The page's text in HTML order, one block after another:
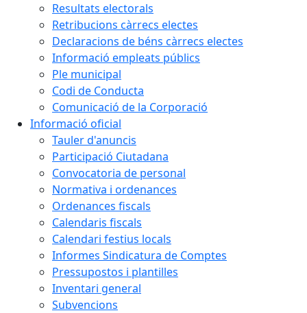
Resultats electorals
Retribucions càrrecs electes
Declaracions de béns càrrecs electes
Informació empleats públics
Ple municipal
Codi de Conducta
Comunicació de la Corporació
Informació oficial
Tauler d'anuncis
Participació Ciutadana
Convocatoria de personal
Normativa i ordenances
Ordenances fiscals
Calendaris fiscals
Calendari festius locals
Informes Sindicatura de Comptes
Pressupostos i plantilles
Inventari general
Subvencions